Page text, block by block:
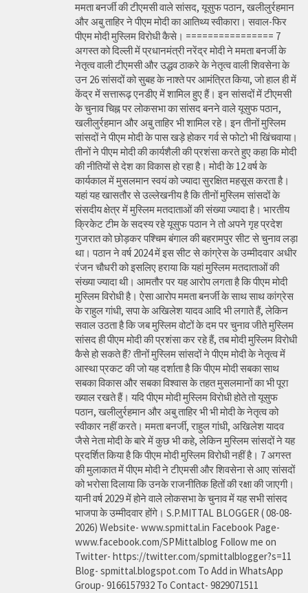
ममता बनर्जी की टीएमसी वाले सांसद, यूसुफ पठान, खलीलुर्रहमान
और अबु ताहिर ने पीएम मोदी का आतिथ्य स्वीकारा। सवाल-फिर
पीएम मोदी मुस्लिम विरोधी कैसे। ================ 7
अगस्त को दिल्ली में प्रधानमंत्री नरेंद्र मोदी ने ममता बनर्जी के
नेतृत्व वाली टीएमसी और उद्धव ठाकरे के नेतृत्व वाली शिवसेना के
उन 26 सांसदों को सुबह के नाश्ते पर आमंत्रित किया, जो हाल ही में
केंद्र में सत्तारूढ़ एनडीए में शामिल हुए हैं। इन सांसदों में टीएमसी
के चुनाव चिह्न पर लोकसभा का सांसद बनने वाले यूसुफ पठान,
खलीलुर्रहमान और अबु ताहिर भी शामिल रहे। इन तीनों मुस्लिम
सांसदों ने पीएम मोदी के पास खड़े होकर गर्व से फोटो भी खिंचवाया।
तीनों ने पीएम मोदी की कार्यशैली की प्रशंसा करते हुए कहा कि मोदी
की नीतियों से देश का विकास हो रहा है। मोदी के 12 वर्ष के
कार्यकाल में मुसलमान स्वयं को ज्यादा सुरक्षित महसूस करता है।
यहां यह खासतौर से उल्लेखनीय है कि तीनों मुस्लिम सांसदों के
संसदीय क्षेत्र में मुस्लिम मतदाताओं की संख्या ज्यादा है। भारतीय
क्रिकेट टीम के सदस्य रहे यूसुफ पठान ने तो अपने गृह प्रदेश
गुजरात को छोड़कर पश्चिम बंगाल की बहरामपुर सीट से चुनाव लड़ा
था। पठान ने वर्ष 2024 में इस सीट से कांग्रेस के उम्मीदवार अधीर
रंजन चौधरी को इसलिए हराया कि यहां मुस्लिम मतदाताओं की
संख्या ज्यादा थी। आमतौर पर यह आरोप लगता है कि पीएम मोदी
मुस्लिम विरोधी है। ऐसा आरोप ममता बनर्जी के साथ साथ कांग्रेस
के राहुल गांधी, सपा के अखिलेश यादव आदि भी लगाते हैं, लेकिन
सवाल उठता है कि जब मुस्लिम वोटों के दम पर चुनाव जीते मुस्लिम
सांसद ही पीएम मोदी की प्रशंसा कर रहे हैं, तब मोदी मुस्लिम विरोधी
कैसे हो सकते हैं? तीनों मुस्लिम सांसदों ने पीएम मोदी के नेतृत्व में
आस्था प्रकट की जो यह दर्शाता है कि पीएम मोदी सबका साथ
सबका विकास और सबका विश्वास के तहत मुसलमानों का भी पूरा
ख्याल रखते हैं। यदि पीएम मोदी मुस्लिम विरोधी होते तो यूसुफ
पठान, खलीलुर्रहमान और अबु ताहिर भी भी मोदी के नेतृत्व को
स्वीकार नहीं करते। ममता बनर्जी, राहुल गांधी, अखिलेश यादव
जैसे नेता मोदी के बारे में कुछ भी कहे, लेकिन मुस्लिम सांसदों ने यह
प्रदर्शित किया है कि पीएम मोदी मुस्लिम विरोधी नहीं है। 7 अगस्त
की मुलाकात में पीएम मोदी ने टीएमसी और शिवसेना से आए सांसदों
को भरोसा दिलाया कि उनके राजनीतिक हितों की रक्षा की जाएगी।
यानी वर्ष 2029 में होने वाले लोकसभा के चुनाव में यह सभी सांसद
भाजपा के उम्मीदवार होंगे। S.P.MITTAL BLOGGER ( 08-08-
2026) Website- www.spmittal.in Facebook Page-
www.facebook.com/SPMittalblog Follow me on
Twitter- https://twitter.com/spmittalblogger?s=11
Blog- spmittal.blogspot.com To Add in WhatsApp
Group- 9166157932 To Contact- 9829071511